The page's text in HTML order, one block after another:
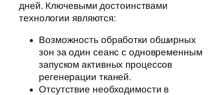
дней. Ключевыми достоинствами
технологии являются:
Возможность обработки обширных
зон за один сеанс с одновременным
запуском активных процессов
регенерации тканей.
Отсутствие необходимости в